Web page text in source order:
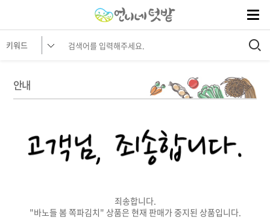
안내
죄송합니다.
"바노들 봄 쪽파김치" 상품은 현재 판매가 중지된 상품입니다.